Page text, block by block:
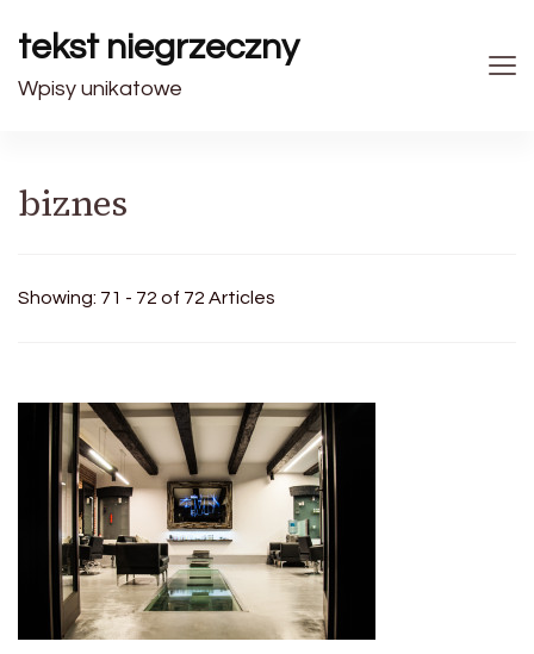
tekst niegrzeczny
Wpisy unikatowe
biznes
Showing: 71 - 72 of 72 Articles